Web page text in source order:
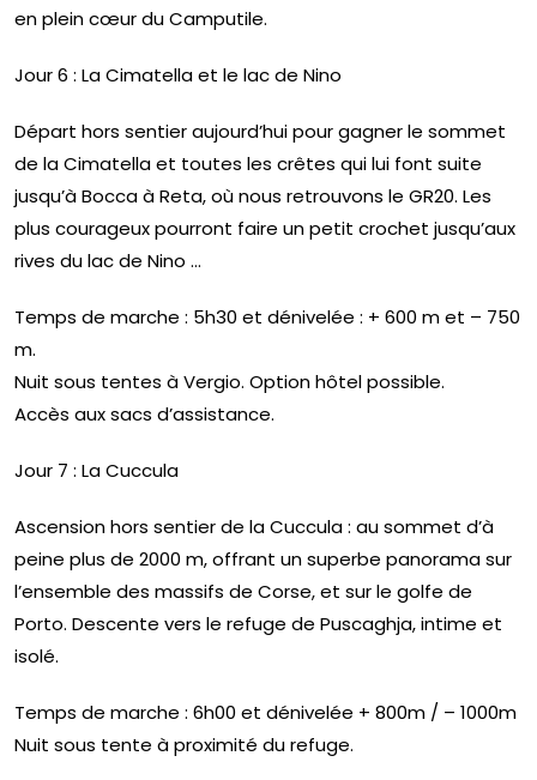
en plein cœur du Camputile.
Jour 6 : La Cimatella et le lac de Nino
Départ hors sentier aujourd’hui pour gagner le sommet
de la Cimatella et toutes les crêtes qui lui font suite
jusqu’à Bocca à Reta, où nous retrouvons le GR20. Les
plus courageux pourront faire un petit crochet jusqu’aux
rives du lac de Nino …
Temps de marche : 5h30 et dénivelée : + 600 m et – 750
m.
Nuit sous tentes à Vergio. Option hôtel possible.
Accès aux sacs d’assistance.
Jour 7 : La Cuccula
Ascension hors sentier de la Cuccula : au sommet d’à
peine plus de 2000 m, offrant un superbe panorama sur
l’ensemble des massifs de Corse, et sur le golfe de
Porto. Descente vers le refuge de Puscaghja, intime et
isolé.
Temps de marche : 6h00 et dénivelée + 800m / – 1000m
Nuit sous tente à proximité du refuge.